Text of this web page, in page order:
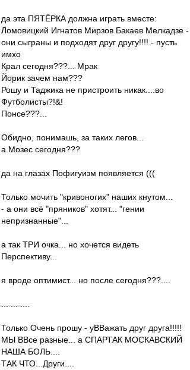
да эта ПЯТЁРКА должна играть вместе:
Ломовицкий Игнатов Мирзов Бакаев Мелкадзе -
они сыграны и подходят друг другу!!!! - пусть
имхо
Крал сегодня???... Мрак
Йорик зачем нам???
Рошу и Таджика не пристроить никак....во
Футболисты?!&!
Понсе???...
Обидно, понимашь, за таких легов...
а Мозес сегодня???
да на глазах Пофигуизм появляется (((
Только мочить "кривоногих" наших кнутом...
- а они всё "пряников" хотят... "гении
непризнанные"...
а так ТРИ очка... но хочется видеть
Перспективу...
я вроде оптимист... но после сегодня???....
Только Очень прошу - уВВажать друг друга!!!!!
МЫ ВВсе разные... а СПАРТАК МОСКАВСКИЙ
НАША БОЛЬ....
ТАК ЧТО...Други....